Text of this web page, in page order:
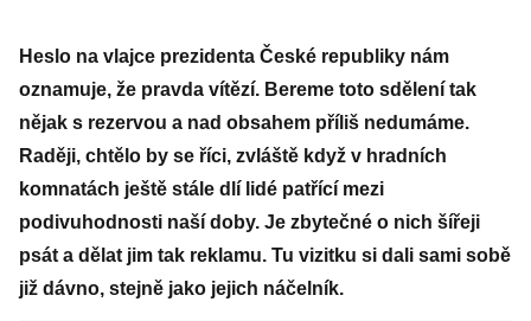
Heslo na vlajce prezidenta České republiky nám
oznamuje, že pravda vítězí. Bereme toto sdělení tak
nějak s rezervou a nad obsahem příliš nedumáme.
Raději, chtělo by se říci, zvláště když v hradních
komnatách ještě stále dlí lidé patřící mezi
podivuhodnosti naší doby. Je zbytečné o nich šířeji
psát a dělat jim tak reklamu. Tu vizitku si dali sami sobě
již dávno, stejně jako jejich náčelník.